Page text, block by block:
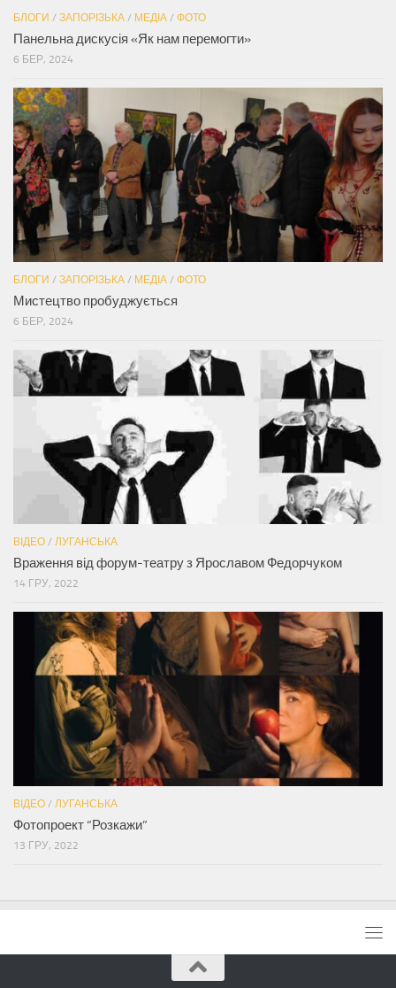
БЛОГИ / ЗАПОРІЗЬКА / МЕДІА / ФОТО
Панельна дискусія «Як нам перемогти»
6 БЕР, 2024
БЛОГИ / ЗАПОРІЗЬКА / МЕДІА / ФОТО
Мистецтво пробуджується
6 БЕР, 2024
ВІДЕО / ЛУГАНСЬКА
Враження від форум-театру з Ярославом Федорчуком
14 ГРУ, 2022
ВІДЕО / ЛУГАНСЬКА
Фотопроект “Розкажи”
13 ГРУ, 2022